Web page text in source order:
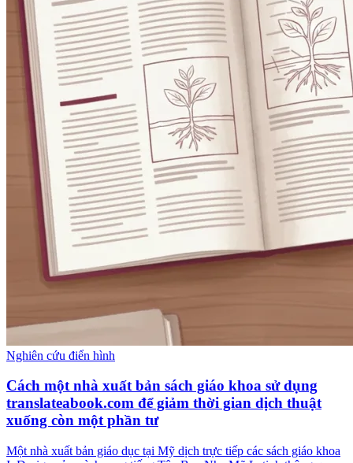
Nghiên cứu điển hình
Cách một nhà xuất bản sách giáo khoa sử dụng
translateabook.com để giảm thời gian dịch thuật
xuống còn một phần tư
Một nhà xuất bản giáo dục tại Mỹ dịch trực tiếp các sách giáo khoa